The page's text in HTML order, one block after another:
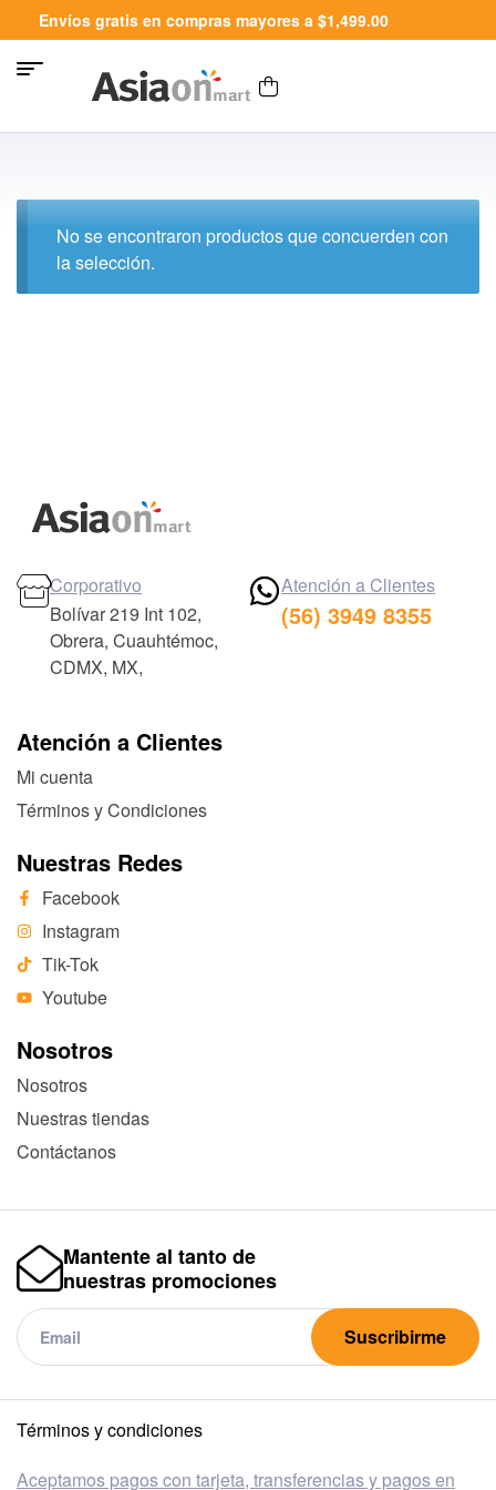
Envíos gratis en compras mayores a $1,499.00
No se encontraron productos que concuerden con
la selección.
Atención a Clientes
Mi cuenta
Términos y Condiciones
Nuestras Redes
Facebook
Instagram
Tik-Tok
Youtube
Nosotros
Nosotros
Nuestras tiendas
Contáctanos
Corporativo
Bolívar 219 Int 102,
Obrera, Cuauhtémoc,
CDMX, MX,
Atención a Clientes
(56) 3949 8355
Mantente al tanto de
nuestras promociones
Suscribirme
Términos y condiciones
Aceptamos pagos con tarjeta, transferencias y pagos en